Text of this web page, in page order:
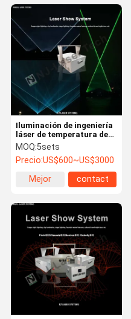
Iluminación de ingeniería
láser de temperatura de
color 6500K para
aplicaciones industriales
con clasificación IP65
MOQ:5sets
Precio:US$600~US$3000
Mejor
contact